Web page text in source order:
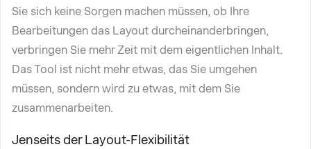
Sie sich keine Sorgen machen müssen, ob Ihre
Bearbeitungen das Layout durcheinanderbringen,
verbringen Sie mehr Zeit mit dem eigentlichen Inhalt.
Das Tool ist nicht mehr etwas, das Sie umgehen
müssen, sondern wird zu etwas, mit dem Sie
zusammenarbeiten.
Jenseits der Layout-Flexibilität